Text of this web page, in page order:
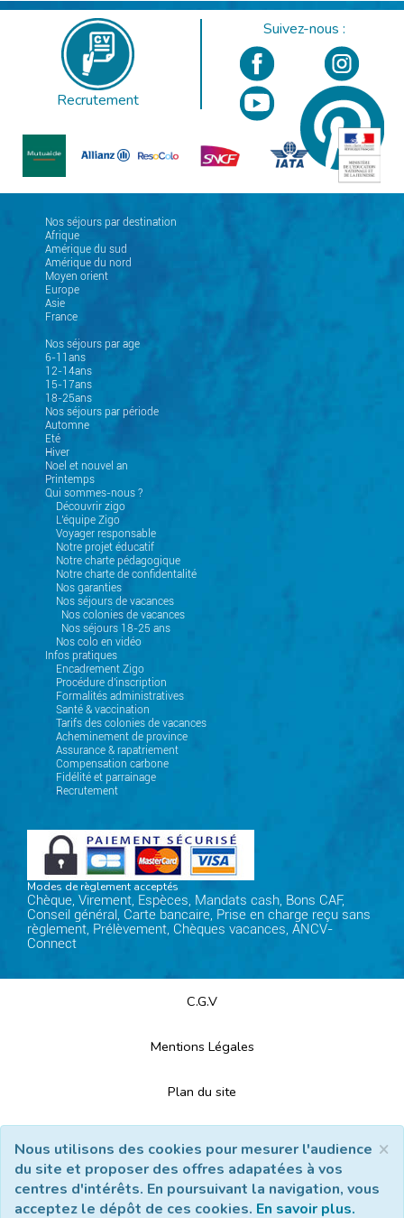
Recrutement
Suivez-nous :
Nos séjours par destination
Afrique
Amérique du sud
Amérique du nord
Moyen orient
Europe
Asie
France
Nos séjours par age
6-11ans
12-14ans
15-17ans
18-25ans
Nos séjours par période
Automne
Eté
Hiver
Noel et nouvel an
Printemps
Qui sommes-nous ?
Découvrir zigo
L'équipe Zigo
Voyager responsable
Notre projet éducatif
Notre charte pédagogique
Notre charte de confidentalité
Nos garanties
Nos séjours de vacances
Nos colonies de vacances
Nos séjours 18-25 ans
Nos colo en vidéo
Infos pratiques
Encadrement Zigo
Procédure d'inscription
Formalités administratives
Santé & vaccination
Tarifs des colonies de vacances
Acheminement de province
Assurance & rapatriement
Compensation carbone
Fidélité et parrainage
Recrutement
Modes de règlement acceptés
Chèque, Virement, Espèces, Mandats cash, Bons CAF,
Conseil général, Carte bancaire, Prise en charge reçu sans
règlement, Prélèvement, Chèques vacances, ANCV-
Connect
C.G.V
Mentions Légales
Plan du site
Nous contacter
×
Nous utilisons des cookies pour mesurer l'audience
du site et proposer des offres adapatées à vos
centres d'intérêts. En poursuivant la navigation, vous
acceptez le dépôt de ces cookies. En savoir plus.